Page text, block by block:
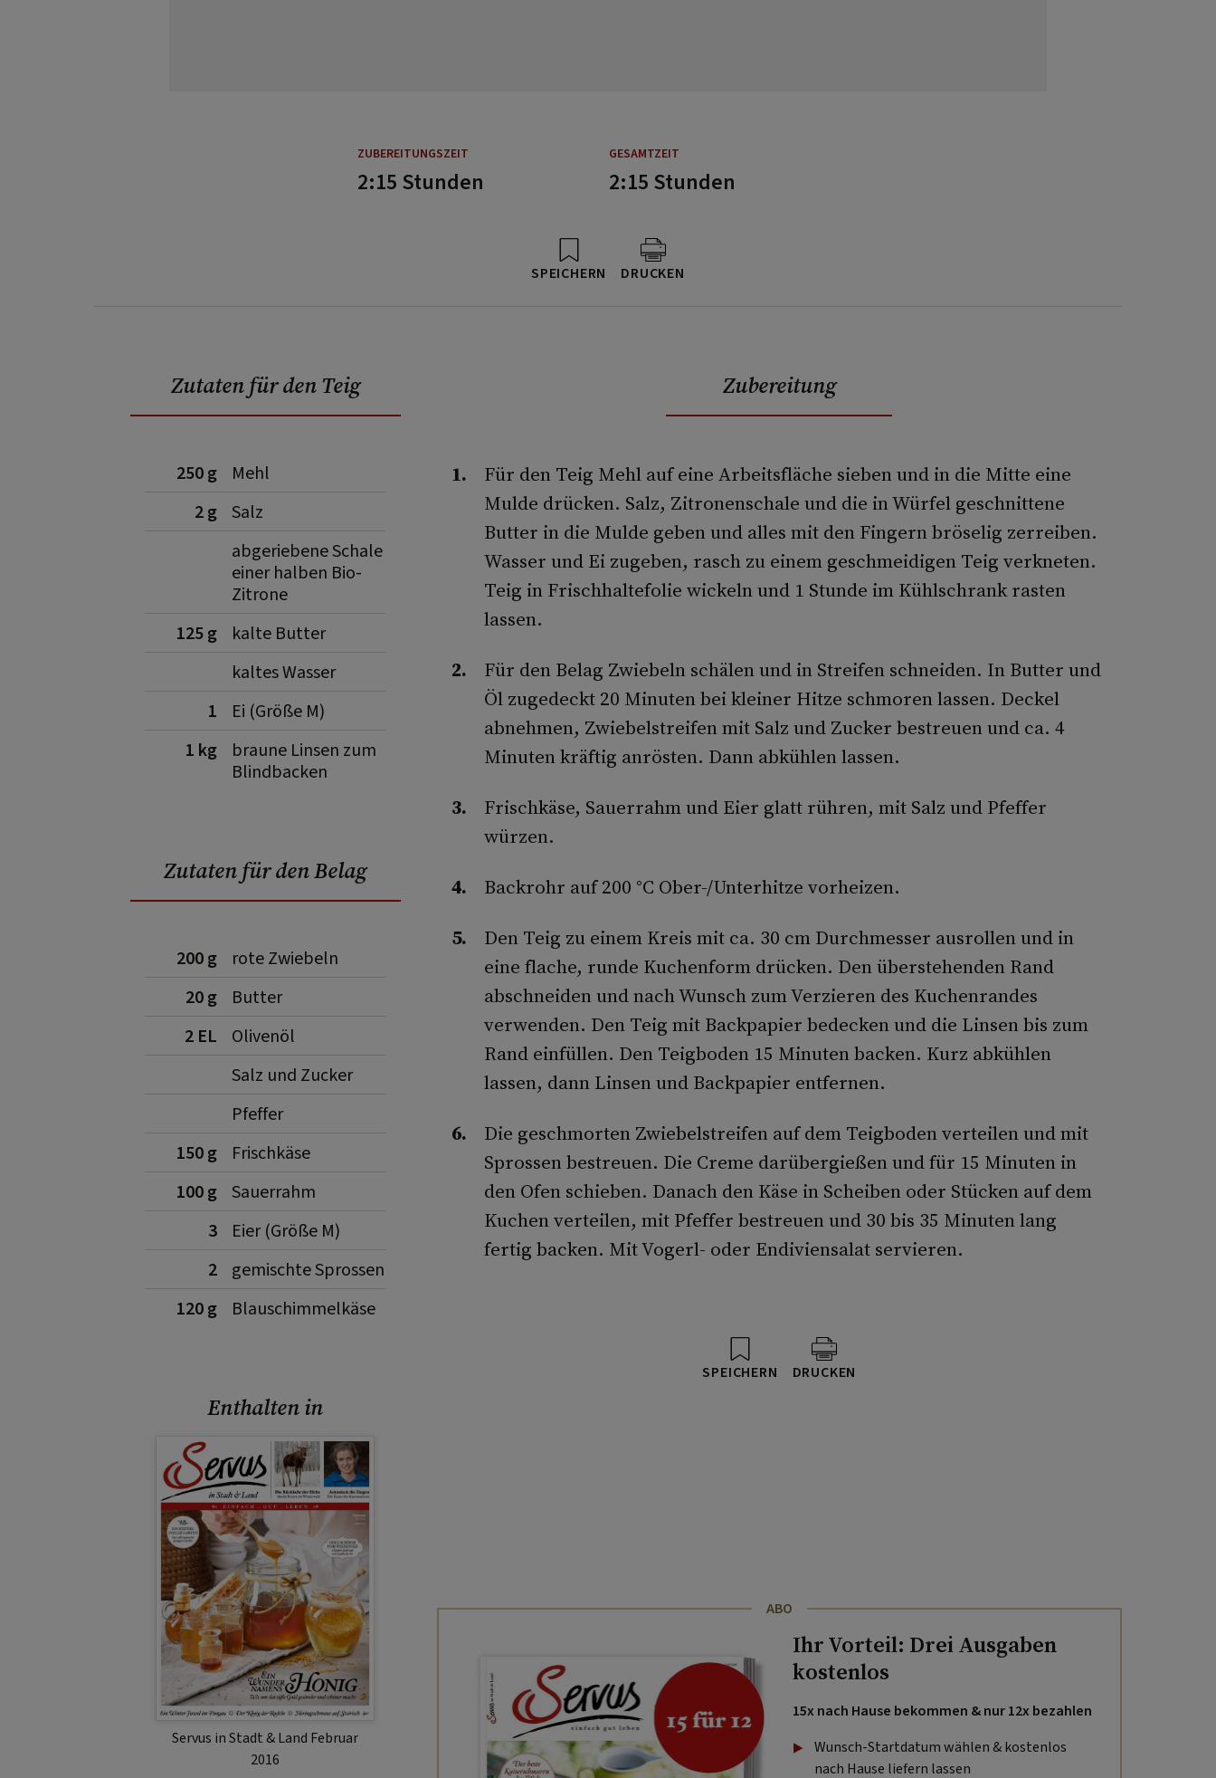
ZUBEREITUNGSZEIT GESAMTZEIT
2:15 Stunden 2:15 Stunden
SPEICHERN DRUCKEN
Zutaten für den Teig
250 g
Mehl
2 g Salz
abgeriebene Schale
einer halben Bio-
Zitrone
125 g
kalte Butter
kaltes Wasser
1
Ei (Größe M)
1 kg
braune Linsen zum
Blindbacken
Zutaten für den Belag
200 g
rote Zwiebeln
20 g
Butter
2 EL
Olivenöl
Salz und Zucker
Pfeffer
150 g
Frischkäse
100 g Sauerrahm
3
Eier (Größe M)
2
gemischte Sprossen
120 g
Blauschimmelkäse
Enthalten in
Servus in Stadt & Land Februar
2016
Zubereitung
Für den Teig Mehl auf eine Arbeitsfläche sieben und in die Mitte eine
Mulde drücken. Salz, Zitronenschale und die in Würfel geschnittene
Butter in die Mulde geben und alles mit den Fingern bröselig zerreiben.
Wasser und Ei zugeben, rasch zu einem geschmeidigen Teig verkneten.
Teig in Frischhaltefolie wickeln und 1 Stunde im Kühlschrank rasten
lassen.
Für den Belag Zwiebeln schälen und in Streifen schneiden. In Butter und
Öl zugedeckt 20 Minuten bei kleiner Hitze schmoren lassen. Deckel
abnehmen, Zwiebelstreifen mit Salz und Zucker bestreuen und ca. 4
Minuten kräftig anrösten. Dann abkühlen lassen.
Frischkäse, Sauerrahm und Eier glatt rühren, mit Salz und Pfeffer
würzen.
Backrohr auf 200 °C Ober-/Unterhitze vorheizen.
Den Teig zu einem Kreis mit ca. 30 cm Durchmesser ausrollen und in
eine flache, runde Kuchenform drücken. Den überstehenden Rand
abschneiden und nach Wunsch zum Verzieren des Kuchenrandes
verwenden. Den Teig mit Backpapier bedecken und die Linsen bis zum
Rand einfüllen. Den Teigboden 15 Minuten backen. Kurz abkühlen
lassen, dann Linsen und Backpapier entfernen.
Die geschmorten Zwiebelstreifen auf dem Teigboden verteilen und mit
Sprossen bestreuen. Die Creme darübergießen und für 15 Minuten in
den Ofen schieben. Danach den Käse in Scheiben oder Stücken auf dem
Kuchen verteilen, mit Pfeffer bestreuen und 30 bis 35 Minuten lang
fertig backen. Mit Vogerl- oder Endiviensalat servieren.
SPEICHERN DRUCKEN
ABO
Ihr Vorteil: Drei Ausgaben
kostenlos
15x nach Hause bekommen & nur 12x bezahlen
Wunsch-Startdatum wählen & kostenlos
nach Hause liefern lassen